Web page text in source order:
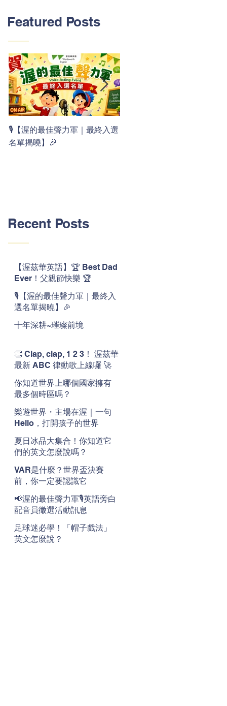
Featured Posts
🎙️【渥的最佳聲力軍｜最終入選
名單揭曉】🎉
Recent Posts
【渥茲華英語】🏆 Best Dad
Ever！父親節快樂 🏆
🎙️【渥的最佳聲力軍｜最終入
選名單揭曉】🎉
十年深耕~璀璨前境
👏 Clap, clap, 1 2 3！ 渥茲華
最新 ABC 律動歌上線囉 🚀
你知道世界上哪個國家擁有
最多個時區嗎？
樂遊世界・主場在渥｜一句
Hello，打開孩子的世界
夏日冰品大集合！你知道它
們的英文怎麼說嗎？
VAR是什麼？世界盃決賽
前，你一定要認識它
📢渥的最佳聲力軍🎙️英語旁白
配音員徵選活動訊息
足球迷必學！「帽子戲法」
英文怎麼說？